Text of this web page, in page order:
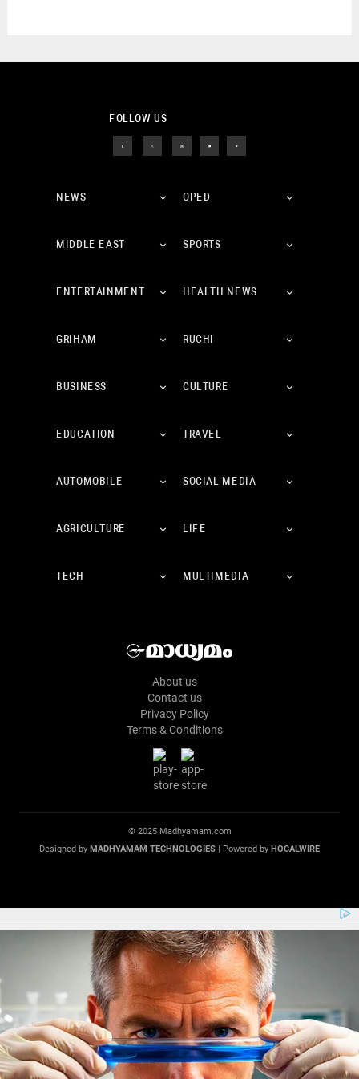
FOLLOW US
NEWS OPED
MIDDLE EAST SPORTS
ENTERTAINMENT HEALTH NEWS
GRIHAM RUCHI
BUSINESS CULTURE
EDUCATION TRAVEL
AUTOMOBILE SOCIAL MEDIA
AGRICULTURE LIFE
TECH MULTIMEDIA
About us
Contact us
Privacy Policy
Terms & Conditions
© 2025 Madhyamam.com
Designed by MADHYAMAM TECHNOLOGIES | Powered by HOCALWIRE